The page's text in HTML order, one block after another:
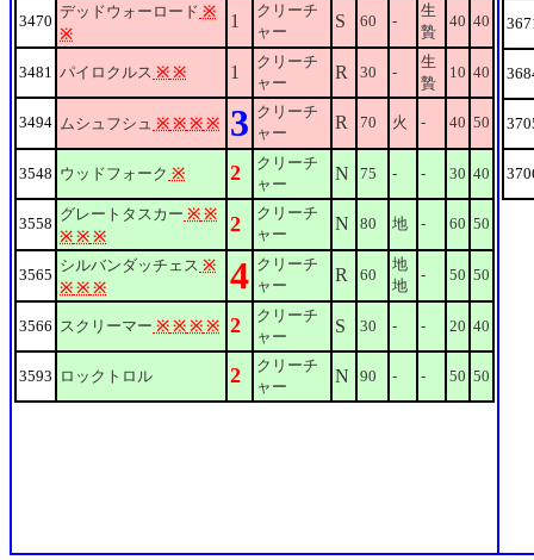
3470
デッドウォーロード ※
※
1
クリーチ
ャー
S 60 -
生
贄
40 40
3481 パイロクルス ※ ※ 1
クリーチ
ャー
R 30 -
生
贄
10 40
3494 ムシュフシュ ※ ※ ※ ※ 3 クリーチ
ャー
R 70 火 - 40 50
3548 ウッドフォーク ※ 2
クリーチ
ャー
N 75 - - 30 40
3558
グレートタスカー ※ ※
※ ※ ※
2
クリーチ
ャー
N 80 地 - 60 50
3565
シルバンダッチェス ※
※ ※ ※ 4 クリーチ
ャー
R 60
地
地
- 50 50
3566 スクリーマー ※ ※ ※ ※ 2
クリーチ
ャー
S 30 - - 20 40
3593 ロックトロル 2
クリーチ
ャー
N 90 - - 50 50